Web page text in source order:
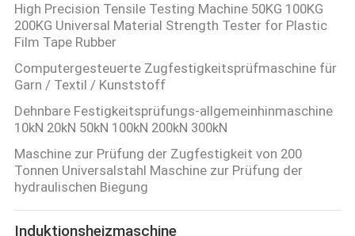
High Precision Tensile Testing Machine 50KG 100KG
200KG Universal Material Strength Tester for Plastic
Film Tape Rubber
Computergesteuerte Zugfestigkeitsprüfmaschine für
Garn / Textil / Kunststoff
Dehnbare Festigkeitsprüfungs-allgemeinhinmaschine
10kN 20kN 50kN 100kN 200kN 300kN
Maschine zur Prüfung der Zugfestigkeit von 200
Tonnen Universalstahl Maschine zur Prüfung der
hydraulischen Biegung
Induktionsheizmaschine